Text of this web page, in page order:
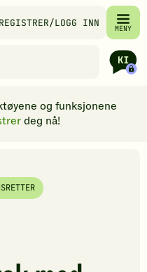
REGISTRER/LOGG INN MENY
og funksjonene
deg nå!